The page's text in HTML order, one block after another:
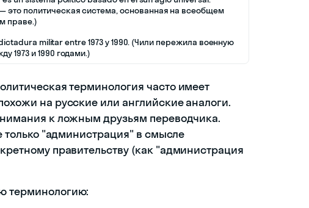
это политическая система, основанная на всеобщем
праве.)
militar entre 1973 y 1990. (Чили пережила военную
1973 и 1990 годами.)
терминология часто имеет
на русские или английские аналоги.
к ложным друзьям переводчика.
"администрация" в смысле
правительству (как "администрация
терминологию: